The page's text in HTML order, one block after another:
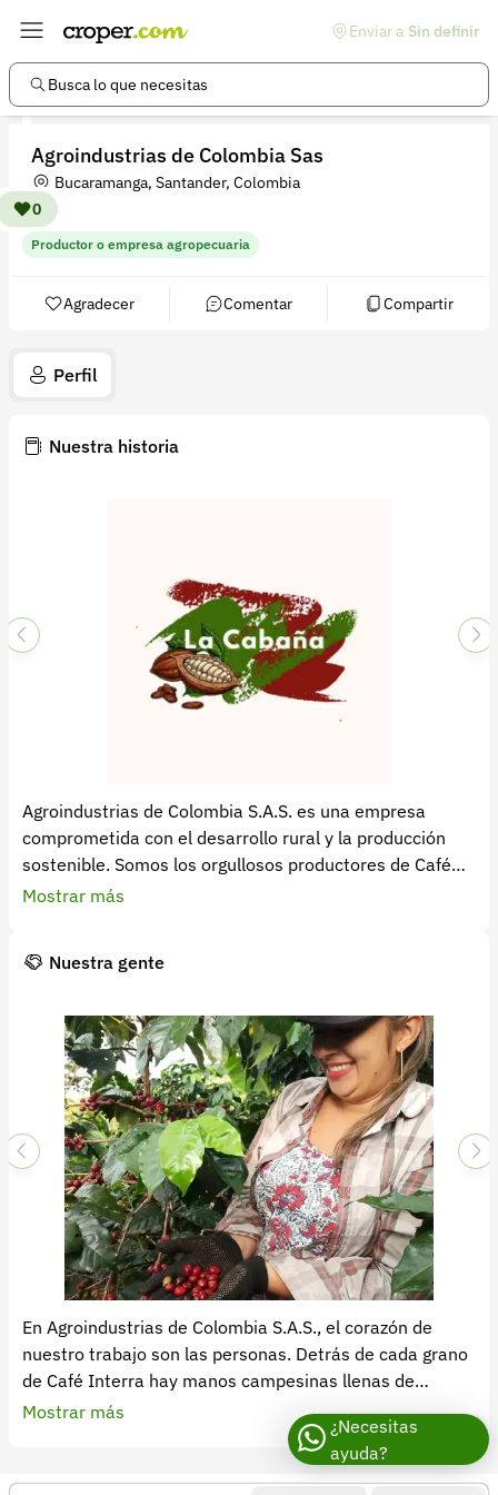
Enviar a Sin definir
Busca lo que necesitas
0
Agroindustrias de Colombia Sas
Bucaramanga, Santander, Colombia
Productor o empresa agropecuaria
Agradecer Comentar Compartir
Perfil
Nuestra historia
Agroindustrias de Colombia S.A.S. es una empresa
comprometida con el desarrollo rural y la producción
sostenible. Somos los orgullosos productores de Café
Interra, un café 100% colombiano que nace del respeto
Mostrar más
Nuestra gente
En Agroindustrias de Colombia S.A.S., el corazón de
nuestro trabajo son las personas. Detrás de cada grano
de Café Interra hay manos campesinas llenas de
conocimiento, dedicación y amor por la tierra.
Nuestra empresa está conformada por familias
productoras, recolectores, tostadores y expertos en
calidad que trabajan con pasión todos los días. Cada
Mostrar más
Enlaces de interés
Preguntas frecuentes
Ayuda
Información legal
Términos y condiciones
Política de devoluciones
Cuenta
+57 323 2931928
contacto@croper.com
¿Necesitas
ayuda?